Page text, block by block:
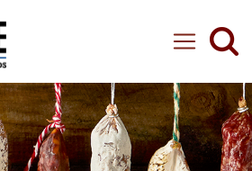
der Zee